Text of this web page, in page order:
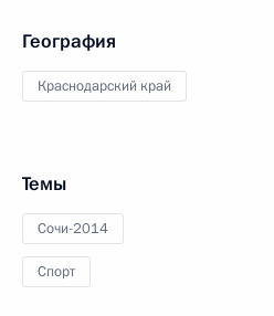
География
Краснодарский край
Темы
Сочи-2014
Спорт